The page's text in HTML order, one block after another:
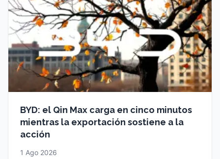
BYD: el Qin Max carga en cinco minutos
mientras la exportación sostiene a la
acción
1 Ago 2026